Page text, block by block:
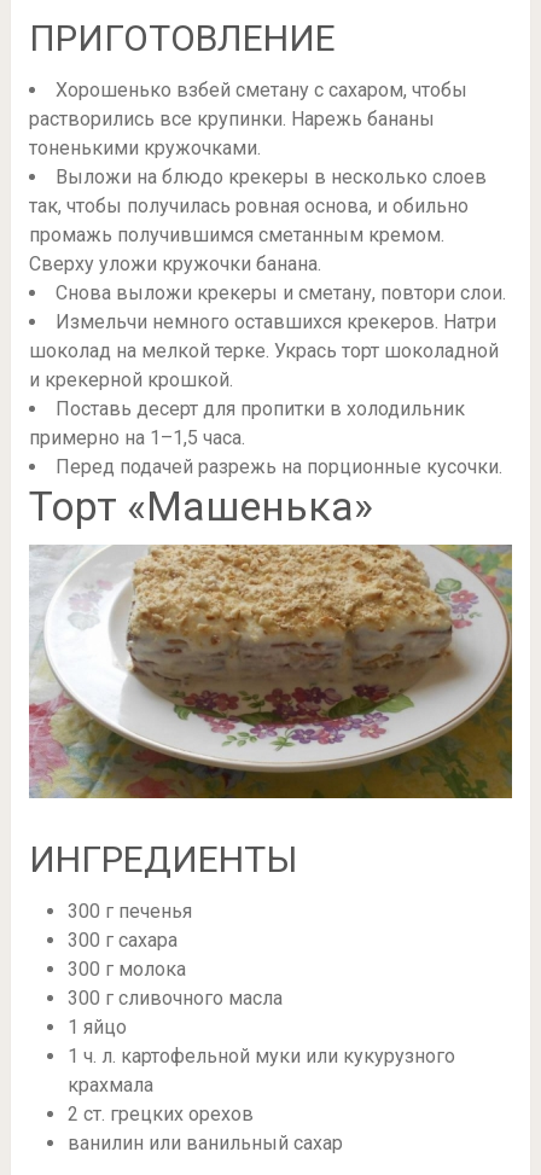
ПРИГОТОВЛЕНИЕ
Хорошенько взбей сметану с сахаром, чтобы
растворились все крупинки. Нарежь бананы
тоненькими кружочками.
Выложи на блюдо крекеры в несколько слоев
так, чтобы получилась ровная основа, и обильно
промажь получившимся сметанным кремом.
Сверху уложи кружочки банана.
Снова выложи крекеры и сметану, повтори слои.
Измельчи немного оставшихся крекеров. Натри
шоколад на мелкой терке. Укрась торт шоколадной
и крекерной крошкой.
Поставь десерт для пропитки в холодильник
примерно на 1–1,5 часа.
Перед подачей разрежь на порционные кусочки.
Торт «Машенька»
ИНГРЕДИЕНТЫ
300 г печенья
300 г сахара
300 г молока
300 г сливочного масла
1 яйцо
1 ч. л. картофельной муки или кукурузного
крахмала
2 ст. грецких орехов
ванилин или ванильный сахар